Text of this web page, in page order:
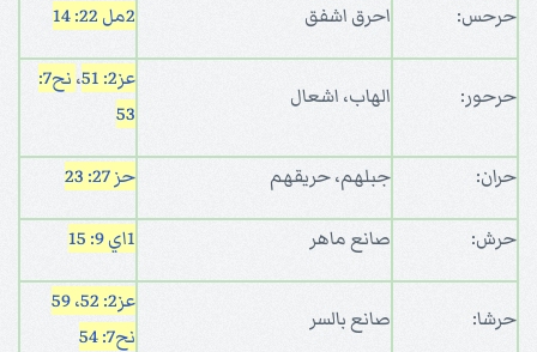
حرحس: احرق اشفق 2مل 22: 14
حرحور: الهاب، اشعال
عز2: 51 ،
نح7:
53
حران: جبلهم، حريقهم حز 27: 23
حرش: صانع ماهر 1اي 9: 15
حرشا: صانع بالسر
عز2: 52، 59
نح7: 54